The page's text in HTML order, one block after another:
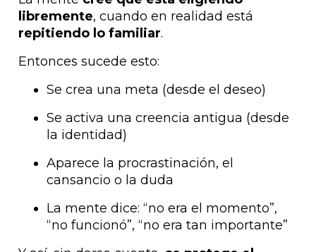
libremente, cuando en realidad está
repitiendo lo familiar.
Entonces sucede esto:
Se crea una meta (desde el deseo)
Se activa una creencia antigua (desde
la identidad)
Aparece la procrastinación, el
cansancio o la duda
La mente dice: “no era el momento”,
“no funcionó”, “no era tan importante”